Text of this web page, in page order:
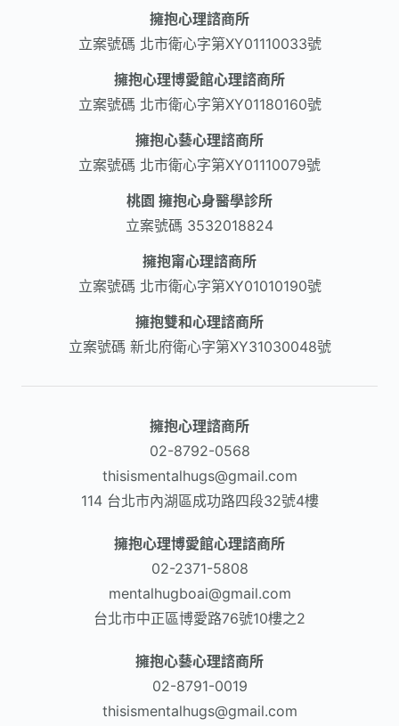
擁抱心理諮商所
立案號碼 北市衛心字第XY01110033號
擁抱心理博愛館心理諮商所
立案號碼 北市衛心字第XY01180160號
擁抱心藝心理諮商所
立案號碼 北市衛心字第XY01110079號
桃園 擁抱心身醫學診所
立案號碼 3532018824
擁抱甯心理諮商所
立案號碼 北市衛心字第XY01010190號
擁抱雙和心理諮商所
立案號碼 新北府衛心字第XY31030048號
擁抱心理諮商所
02-8792-0568​
thisismentalhugs@gmail.com
114 台北市內湖區成功路四段32號4樓
擁抱心理博愛館心理諮商所
02-2371-5808
mentalhugboai@gmail.com
台北市中正區博愛路76號10樓之2
擁抱心藝心理諮商所
02-8791-0019
thisismentalhugs@gmail.com